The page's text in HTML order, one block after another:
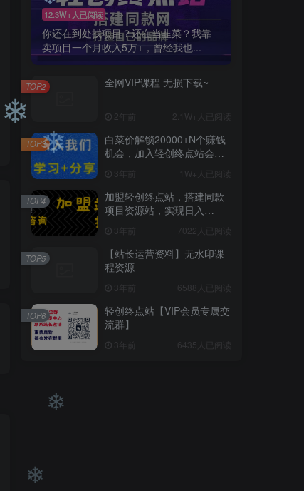
白菜价解锁20000+N个赚钱机会，加入轻创终点站会员，全站资源免费学习。
12.3W+人已阅读
你还在到处找项目？还在当韭菜？我靠
卖项目一个月收入5万+，曾经我也...
全网VIP课程 无损下载~
2年前 2.1W+人已阅读
TOP2
白菜价解锁20000+N个赚钱
机会，加入轻创终点站会
3年前 1W+人已阅读
TOP3
加盟轻创终点站，搭建同款
项目资源站，实现日入
3年前 7022人已阅读
TOP4
【站长运营资料】无水印课
程资源
3年前 6588人已阅读
TOP5
轻创终点站【VIP会员专属交
流群】
3年前 6435人已阅读
TOP6
❄
❄
❄
❄